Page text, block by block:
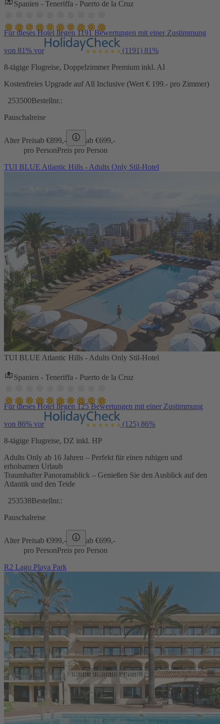
Spanien - Teneriffa - Puerto de la Cruz
Für dieses Hotel liegen 1191 Bewertungen mit einer Zustimmung
von 81% vor (1191) 81%
8-tägige Flugreise, Doppelzimmer Premium inkl. AI
Kostenfreies Upgrade auf All Inclusive (Wert € 199.- pro Zimmer)
253500Bestellnr.:
Pauschalreise
Alter Preisab €899,- ab €699,-
pro PersonPreis pro Person
TUI BLUE Atlantic Hills - Adults Only Stil-Hotel
TUI BLUE Atlantic Hills - Adults Only Stil-Hotel
Spanien - Teneriffa - Puerto de la Cruz
Für dieses Hotel liegen 125 Bewertungen mit einer Zustimmung
von 86% vor (125) 86%
8-tägige Flugreise, DZ inkl. HP
Adults Only ab 16 Jahren – Perfekt für einen ruhigen und
erholsamen Urlaub
Traumhafter Panoramablick – Genießen Sie den Ausblick auf den
Atlantik und den Teide
253538Bestellnr.:
Pauschalreise
Alter Preisab €999,- ab €699,-
pro PersonPreis pro Person
R2 Lago Playa Park